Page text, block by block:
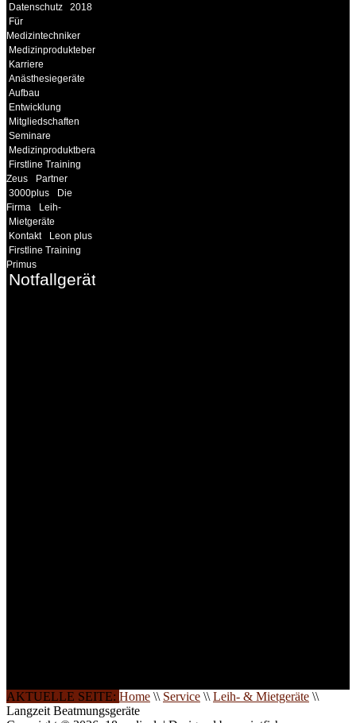
Datenschutz
2018
Für
Medizintechniker
Medizinprodukteberater
Karriere
Anästhesiegeräte
Aufbau
Entwicklung
Mitgliedschaften
Seminare
Medizinproduktberater
Firstline Training
Zeus
Partner
3000plus
Die
Firma
Leih-
Mietgeräte
Kontakt
Leon plus
Firstline Training
Primus
Notfallgeräte
AKTUELLE SEITE: Home \\ Service \\ Leih- & Mietgeräte \\
Langzeit Beatmungsgeräte